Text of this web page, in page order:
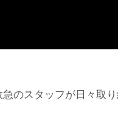
のスタッフが日々取